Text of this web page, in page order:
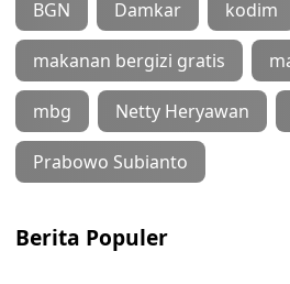
BGN Damkar kodim
makanan bergizi gratis
mbg Netty Heryawan
Prabowo Subianto
Berita Populer